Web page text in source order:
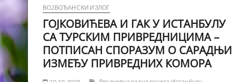
ВОЈВОЂАНСКИ ИЗЛОГ
ГОЈКОВИЋЕВА И ГАК У ИСТАНБУЛУ
СА ТУРСКИМ ПРИВРЕДНИЦИМА –
ПОТПИСАН СПОРАЗУМ О САРАДЊИ
ИЗМЕЂУ ПРИВРЕДНИХ КОМОРА